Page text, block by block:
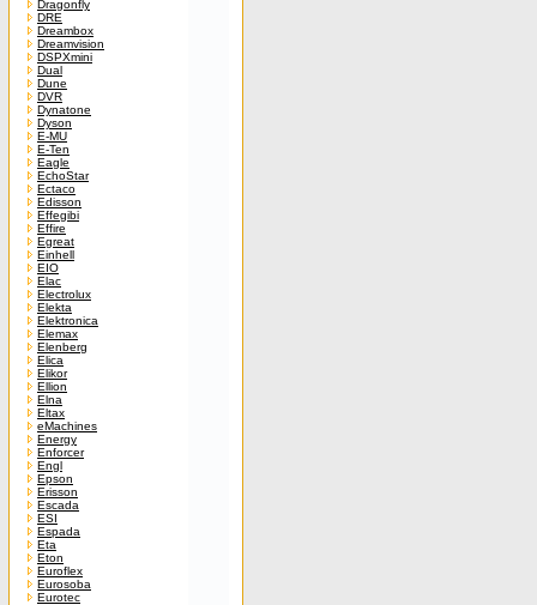
Dragonfly
DRE
Dreambox
Dreamvision
DSPXmini
Dual
Dune
DVR
Dynatone
Dyson
E-MU
E-Ten
Eagle
EchoStar
Ectaco
Edisson
Effegibi
Effire
Egreat
Einhell
EIO
Elac
Electrolux
Elekta
Elektronica
Elemax
Elenberg
Elica
Elikor
Ellion
Elna
Eltax
eMachines
Energy
Enforcer
Engl
Epson
Erisson
Escada
ESI
Espada
Eta
Eton
Euroflex
Eurosoba
Eurotec